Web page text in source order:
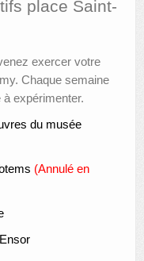
place Saint-
exercer votre
Chaque semaine
expérimenter.
du musée
(Annulé en